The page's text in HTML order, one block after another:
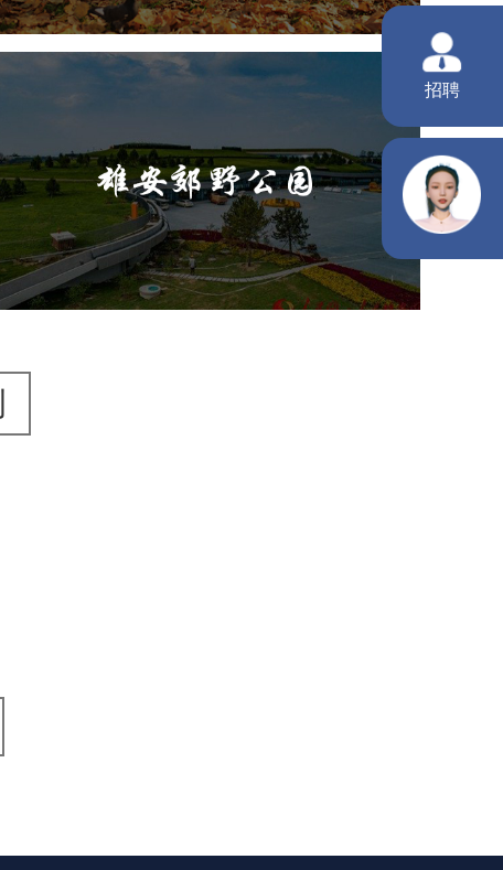
旅游休闲 公园 AI人工智能
智慧公园
智能灯杆
智能照明系统 智能垃圾桶